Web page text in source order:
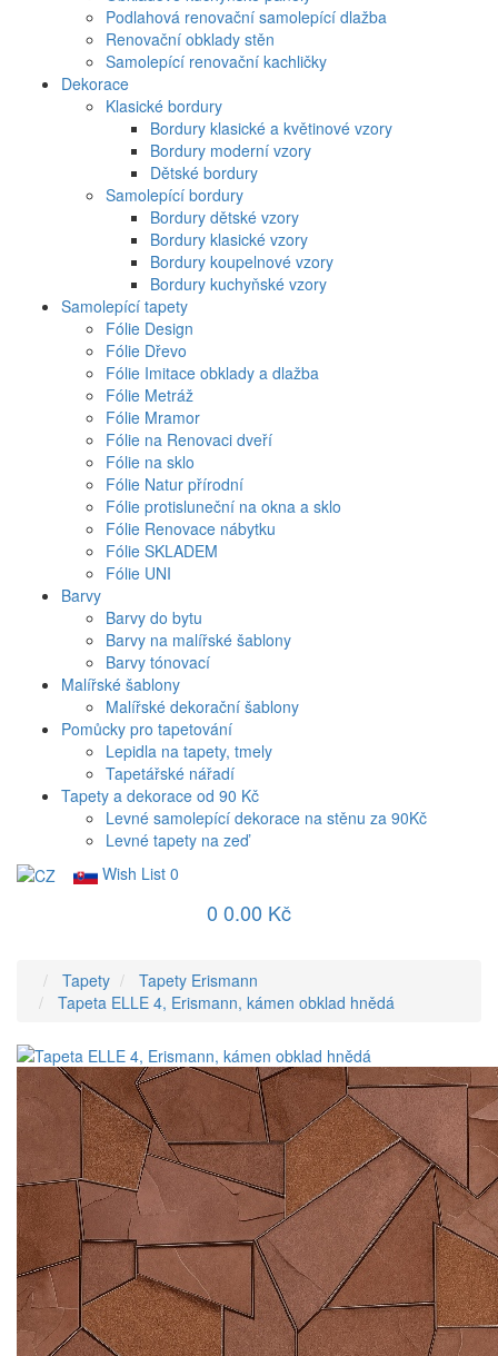
Podlahová renovační samolepící dlažba
Renovační obklady stěn
Samolepící renovační kachličky
Dekorace
Klasické bordury
Bordury klasické a květinové vzory
Bordury moderní vzory
Dětské bordury
Samolepící bordury
Bordury dětské vzory
Bordury klasické vzory
Bordury koupelnové vzory
Bordury kuchyňské vzory
Samolepící tapety
Fólie Design
Fólie Dřevo
Fólie Imitace obklady a dlažba
Fólie Metráž
Fólie Mramor
Fólie na Renovaci dveří
Fólie na sklo
Fólie Natur přírodní
Fólie protisluneční na okna a sklo
Fólie Renovace nábytku
Fólie SKLADEM
Fólie UNI
Barvy
Barvy do bytu
Barvy na malířské šablony
Barvy tónovací
Malířské šablony
Malířské dekorační šablony
Pomůcky pro tapetování
Lepidla na tapety, tmely
Tapetářské nářadí
Tapety a dekorace od 90 Kč
Levné samolepící dekorace na stěnu za 90Kč
Levné tapety na zeď
Wish List 0
0 0.00 Kč
Tapety
Tapety Erismann
Tapeta ELLE 4, Erismann, kámen obklad hnědá